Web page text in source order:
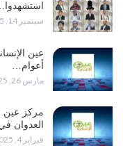
سبتمبر 14, 2025
أعوام…
مارس 26, 2025
مركز عين
العدوان
فبراير 4, 2025